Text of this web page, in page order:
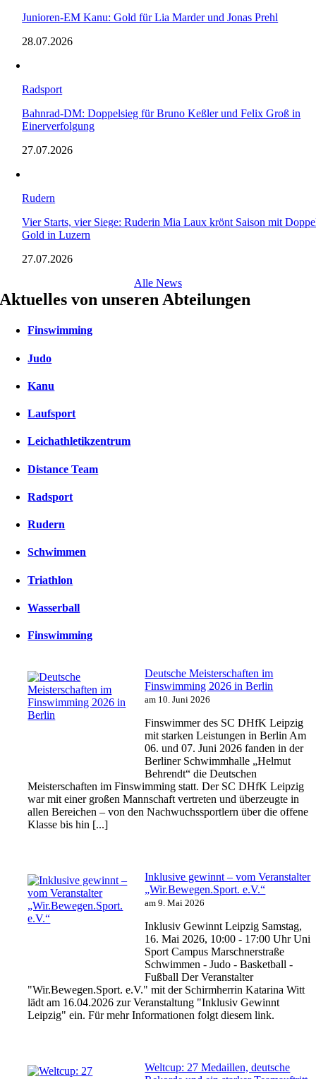
Junioren-EM Kanu: Gold für Lia Marder und Jonas Prehl
28.07.2026
Radsport
Bahnrad-DM: Doppelsieg für Bruno Keßler und Felix Groß in
Einerverfolgung
27.07.2026
Rudern
Vier Starts, vier Siege: Ruderin Mia Laux krönt Saison mit
Gold in Luzern
27.07.2026
Alle News
Aktuelles von unseren Abteilungen
Finswimming
Judo
Kanu
Laufsport
Leichathletikzentrum
Distance Team
Radsport
Rudern
Schwimmen
Triathlon
Wasserball
Finswimming
Deutsche Meisterschaften im
Finswimming 2026 in Berlin
am 10. Juni 2026
Finswimmer des SC DHfK Leipzig
mit starken Leistungen in Berlin Am
06. und 07. Juni 2026 fanden in der
Berliner Schwimmhalle „Helmut
Behrendt“ die Deutschen
Meisterschaften im Finswimming statt. Der SC DHfK Leipzig
war mit einer großen Mannschaft vertreten und überzeugte in
allen Bereichen – von den Nachwuchssportlern über die offene
Klasse bis hin [...]
Inklusive gewinnt – vom Veranstalter
„Wir.Bewegen.Sport. e.V.“
am 9. Mai 2026
Inklusiv Gewinnt Leipzig Samstag,
16. Mai 2026, 10:00 - 17:00 Uhr Uni
Sport Campus Marschnerstraße
Schwimmen - Judo - Basketball -
Fußball Der Veranstalter
"Wir.Bewegen.Sport. e.V." mit der Schirmherrin Katarina Witt
lädt am 16.04.2026 zur Veranstaltung "Inklusiv Gewinnt
Leipzig" ein. Für mehr Informationen folgt diesem link.
Weltcup: 27 Medaillen, deutsche